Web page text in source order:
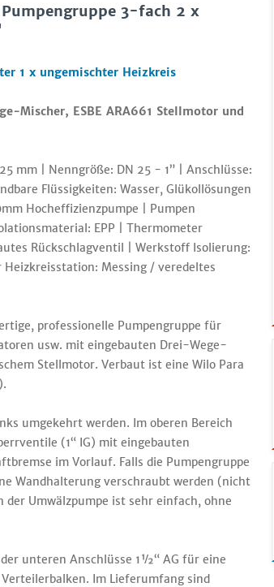
3-fach 2 x
1 x ungemischter Heizkreis
Mischer, ESBE ARA661 Stellmotor und
mm | Nenngröße: DN 25 - 1” | Anschlüsse:
Flüssigkeiten: Wasser, Glükollösungen
Hocheffizienzpumpe | Pumpen
EPP | Thermometer
Rückschlagventil | Werkstoff Isolierung:
Messing / veredeltes
professionelle Pumpengruppe für
usw. mit eingebauten Drei-Wege-
Stellmotor. Verbaut ist eine Wilo Para
umgekehrt werden. Im oberen Bereich
(1“ IG) mit eingebauten
im Vorlauf. Falls die Pumpengruppe
Wandhalterung verschraubt werden (nicht
Umwälzpumpe ist sehr einfach, ohne
unteren Anschlüsse 1½“ AG für eine
Im Lieferumfang sind